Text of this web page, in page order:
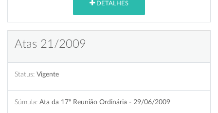
DETALHES
Atas 21/2009
Status: Vigente
Súmula: Ata da 17ª Reunião Ordinária - 29/06/2009